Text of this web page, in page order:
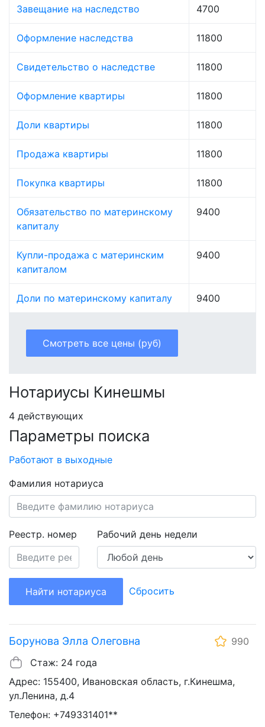
Завещание на наследство 4700
Оформление наследства 11800
Свидетельство о наследстве 11800
Оформление квартиры 11800
Доли квартиры 11800
Продажа квартиры 11800
Покупка квартиры 11800
Обязательство по материнскому
капиталу
9400
Купли-продажа с материнским
капиталом
9400
Доли по материнскому капиталу 9400
Смотреть все цены (руб)
Нотариусы Кинешмы
4 действующих
Параметры поиска
Работают в выходные
Фамилия нотариуса
Реестр. номер Рабочий день недели
Найти нотариуса Сбросить
Борунова Элла Олеговна
990
Стаж: 24 года
Адрес: 155400, Ивановская область, г.Кинешма,
ул.Ленина, д.4
Телефон: +749331401**